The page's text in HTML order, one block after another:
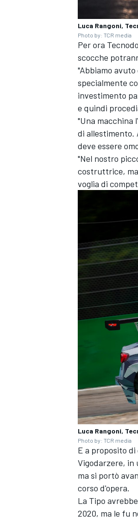
ENDURANCE/GT
MONOMARCA
Luca Rangoni,
Photo by: TCR media
Per ora
scocche
"Abbiamo
specialmente
investimento
e quindi
"Una macchina
di allestimento.
deve essere
"Nel nostro
costruttrice,
voglia di
Luca Rangoni,
Photo by: TCR media
E a proposito
Vigodarzere, in
ma si portò
corso d'opera.
La Tipo
2020, ma le fu